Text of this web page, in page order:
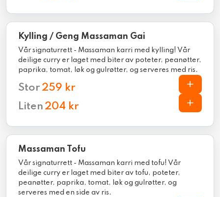
Kylling / Geng Massaman Gai
Vår signaturrett - Massaman karri med kylling! Vår
deilige curry er laget med biter av poteter, peanøtter,
paprika, tomat, løk og gulrøtter, og serveres med ris.
Stor 259 kr
Liten 204 kr
Massaman Tofu
Vår signaturrett - Massaman karri med tofu! Vår
deilige curry er laget med biter av tofu, poteter,
peanøtter, paprika, tomat, løk og gulrøtter, og
serveres med en side av ris.